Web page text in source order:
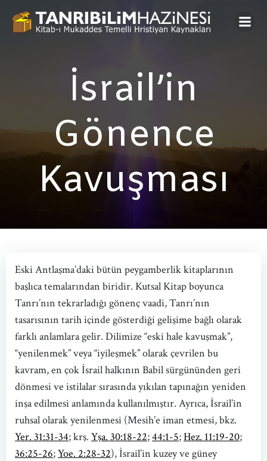
geç
İsrail’in
Gönence
Kavuşması
Eski Antlaşma’daki bütün peygamberlik kitaplarının
başlıca temalarından biridir. Kutsal Kitap boyunca
Tanrı’nın tekrarladığı gönenç vaadi, Tanrı’nın
tasarısının tarih içinde gösterdiği gelişime bağlı olarak
farklı anlamlara gelir. Dilimize “eski hale kavuşmak”,
“yenilenmek” veya “iyileşmek” olarak çevrilen bu
kavram, en çok İsrail halkının Babil sürgününden geri
dönmesi ve istilalar sırasında yıkılan tapınağın yeniden
inşa edilmesi anlamında kullanılmıştır. Ayrıca, İsrail’in
ruhsal olarak yenilenmesi (Mesih’e iman etmesi, bkz.
Yer. 31:31-34; krş. Yşa. 30:18-22;44:1-5;Hez. 11:19-20;
36:25-26;Yoe. 2:28-32), İsrail’in kuzey ve güney